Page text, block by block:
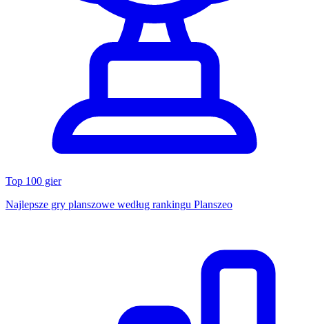
Top 100 gier
Najlepsze gry planszowe według rankingu Planszeo